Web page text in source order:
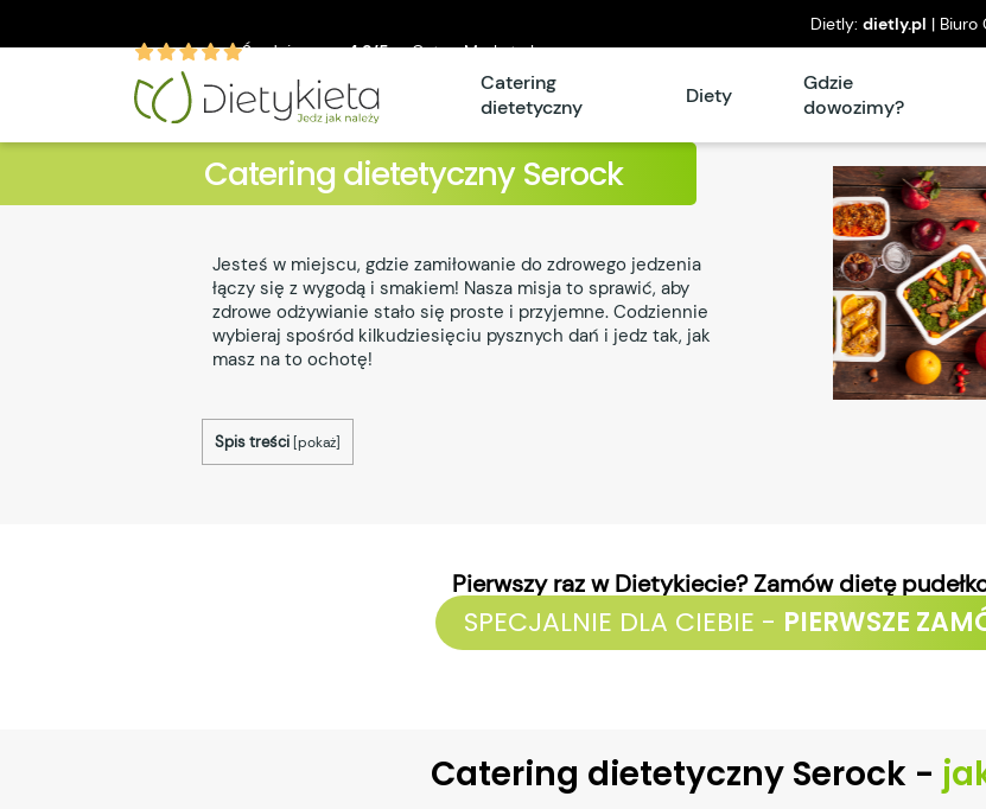
Średnia ocen4.9/5w CateroMarket.pl
Dietly: dietly.pl | Biuro
piątek: 8°° – 16°°
Catering
dietetyczny
Diety
Gdzie
dowozimy?
Catering dietetyczny Serock
Jesteś w miejscu, gdzie zamiłowanie do zdrowego jedzenia
łączy się z wygodą i smakiem! Nasza misja to sprawić, aby
zdrowe odżywianie stało się proste i przyjemne. Codziennie
wybieraj spośród kilkudziesięciu pysznych dań i jedz tak, jak
masz na to ochotę!
Spis treści [pokaż]
Pierwszy raz w Dietykiecie? Zamów dietę
SPECJALNIE DLA CIEBIE - PIERWSZE
Catering dietetyczny Serock -